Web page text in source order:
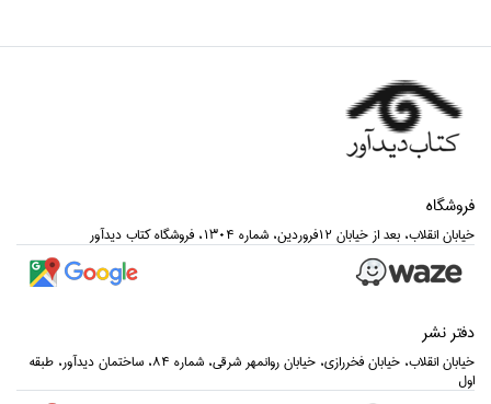
فروشگاه
خيابان انقلاب، بعد از خيابان 12فروردين، شماره 1304، فروشگاه كتاب ديدآور
دفتر نشر
خيابان انقلاب، خيابان فخررازي، خيابان روانمهر شرقي، شماره 84، ساختمان ديدآور، طبقه
اول